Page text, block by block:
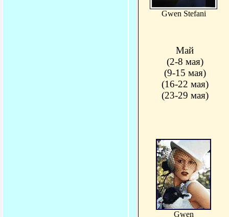
Gwen Stefani
Май
(2-8 мая)
(9-15 мая)
(16-22 мая)
(23-29 мая)
Gwen